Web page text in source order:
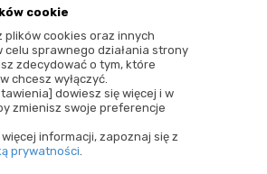
cookie
plików cookies oraz innych
celu sprawnego działania strony
zdecydować o tym, które
chcesz wyłączyć.
dowiesz się więcej i w
zmienisz swoje preferencje
informacji, zapoznaj się z
prywatności.
Sp. z o.o. sp.k.
1
Rekcin